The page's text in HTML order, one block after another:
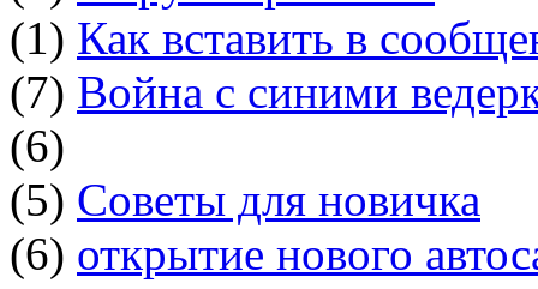
(1) Как вставить в
(7) Война с синими
(6)
(5) Советы для новичка
(6) открытие нового